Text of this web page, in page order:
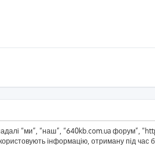
“ми”, “наш”, “640kb.com.ua форум”,
інформацію, отриману під час